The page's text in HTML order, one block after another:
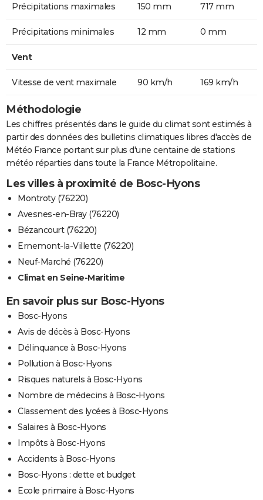
Précipitations maximales 150 mm 717 mm
Précipitations minimales 12 mm 0 mm
Vent
Vitesse de vent maximale 90 km/h 169 km/h
Méthodologie
Les chiffres présentés dans le guide du climat sont estimés à
partir des données des bulletins climatiques libres d'accès de
Météo France portant sur plus d'une centaine de stations
météo réparties dans toute la France Métropolitaine.
Les villes à proximité de Bosc-Hyons
Montroty (76220)
Avesnes-en-Bray (76220)
Bézancourt (76220)
Ernemont-la-Villette (76220)
Neuf-Marché (76220)
Climat en Seine-Maritime
En savoir plus sur Bosc-Hyons
Bosc-Hyons
Avis de décès à Bosc-Hyons
Délinquance à Bosc-Hyons
Pollution à Bosc-Hyons
Risques naturels à Bosc-Hyons
Nombre de médecins à Bosc-Hyons
Classement des lycées à Bosc-Hyons
Salaires à Bosc-Hyons
Impôts à Bosc-Hyons
Accidents à Bosc-Hyons
Bosc-Hyons : dette et budget
Ecole primaire à Bosc-Hyons